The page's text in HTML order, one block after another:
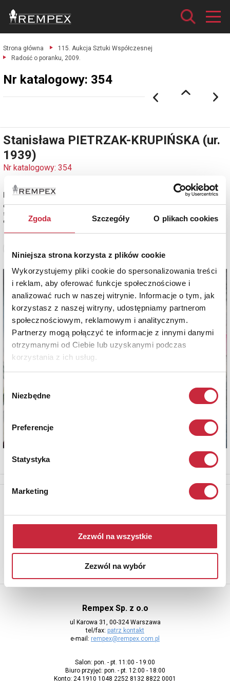
Zgoda Szczegóły O plikach cookies
Niniejsza strona korzysta z plików cookie
Wykorzystujemy pliki cookie do spersonalizowania treści
i reklam, aby oferować funkcje społecznościowe i
analizować ruch w naszej witrynie. Informacje o tym, jak
korzystasz z naszej witryny, udostępniamy partnerom
społecznościowym, reklamowym i analitycznym.
Partnerzy mogą połączyć te informacje z innymi danymi
otrzymanymi od Ciebie lub uzyskanymi podczas
korzystania z ich usług.
zgody
Niezbędne
Preferencje
Statystyka
Marketing
Zezwól na wszystkie
Zezwól na wybór
Strona główna
115. Aukcja Sztuki Współczesnej
Radość o poranku, 2009.
Nr katalogowy: 354
Stanisława PIETRZAK-KRUPIŃSKA (ur.
1939)
Nr katalogowy: 354
Radość o poranku, 2009
olej, płótno; 65 x 81 cm;
sygn. i dat. p. d.: STANISŁAWA PIETRZAK KRUPIŃSKA.R.2009
estymacja: 6 500 - 7 500 zł
Aby otrzymywać informacje o nowych aukcjach, prosimy podać
adres e-mail
Rempex Sp. z o.o
ul Karowa 31, 00-324 Warszawa
tel/fax: patrz kontakt
e-mail: rempex@rempex.com.pl
Salon: pon. - pt. 11:00 - 19:00
Biuro przyjęć: pon. - pt. 12:00 - 18:00
Konto: 24 1910 1048 2252 8132 8822 0001